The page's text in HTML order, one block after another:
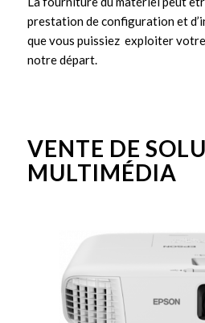
prestation de configuration et
que vous puissiez exploiter
notre départ.
VENTE DE
MULTIMÉDIA